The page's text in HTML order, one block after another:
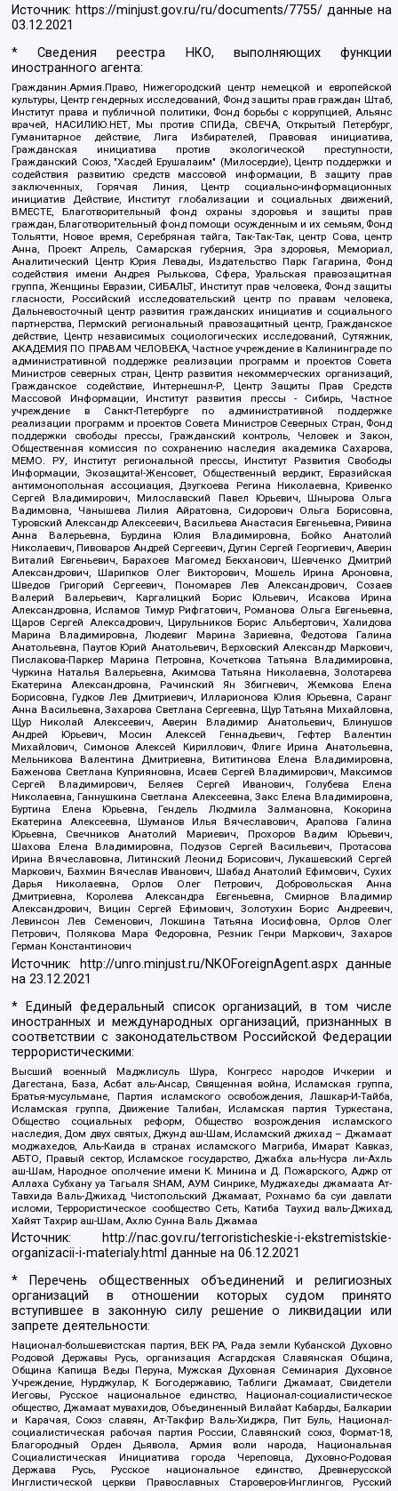
Источник: https://minjust.gov.ru/ru/documents/7755/ данные на
03.12.2021
* Сведения реестра НКО, выполняющих функции
иностранного агента:
Гражданин.Армия.Право, Нижегородский центр немецкой и европейской
культуры, Центр гендерных исследований, Фонд защиты прав граждан Штаб,
Институт права и публичной политики, Фонд борьбы с коррупцией, Альянс
врачей, НАСИЛИЮ.НЕТ, Мы против СПИДа, СВЕЧА, Открытый Петербург,
Гуманитарное действие, Лига Избирателей, Правовая инициатива,
Гражданская инициатива против экологической преступности,
Гражданский Союз, "Хасдей Ерушалаим" (Милосердие), Центр поддержки и
содействия развитию средств массовой информации, В защиту прав
заключенных, Горячая Линия, Центр социально-информационных
инициатив Действие, Институт глобализации и социальных движений,
ВМЕСТЕ, Благотворительный фонд охраны здоровья и защиты прав
граждан, Благотворительный фонд помощи осужденным и их семьям, Фонд
Тольятти, Новое время, Серебряная тайга, Так-Так-Так, центр Сова, центр
Анна, Проект Апрель, Самарская губерния, Эра здоровья, Мемориал,
Аналитический Центр Юрия Левады, Издательство Парк Гагарина, Фонд
содействия имени Андрея Рылькова, Сфера, Уральская правозащитная
группа, Женщины Евразии, СИБАЛЬТ, Институт прав человека, Фонд защиты
гласности, Российский исследовательский центр по правам человека,
Дальневосточный центр развития гражданских инициатив и социального
партнерства, Пермский региональный правозащитный центр, Гражданское
действие, Центр независимых социологических исследований, Сутяжник,
АКАДЕМИЯ ПО ПРАВАМ ЧЕЛОВЕКА, Частное учреждение в Калининграде по
административной поддержке реализации программ и проектов Совета
Министров северных стран, Центр развития некоммерческих организаций,
Гражданское содействие, Интернешнл-Р, Центр Защиты Прав Средств
Массовой Информации, Институт развития прессы - Сибирь, Частное
учреждение в Санкт-Петербурге по административной поддержке
реализации программ и проектов Совета Министров Северных Стран, Фонд
поддержки свободы прессы, Гражданский контроль, Человек и Закон,
Общественная комиссия по сохранению наследия академика Сахарова,
МЕМО. РУ, Институт региональной прессы, Институт Развития Свободы
Информации, Экозащита!-Женсовет, Общественный вердикт, Евразийская
антимонопольная ассоциация, Дзугкоева Регина Николаевна, Кривенко
Сергей Владимирович, Милославский Павел Юрьевич, Шнырова Ольга
Вадимовна, Чанышева Лилия Айратовна, Сидорович Ольга Борисовна,
Туровский Александр Алексеевич, Васильева Анастасия Евгеньевна, Ривина
Анна Валерьевна, Бурдина Юлия Владимировна, Бойко Анатолий
Николаевич, Пивоваров Андрей Сергеевич, Дугин Сергей Георгиевич, Аверин
Виталий Евгеньевич, Барахоев Магомед Бекханович, Шевченко Дмитрий
Александрович, Шарипков Олег Викторович, Мошель Ирина Ароновна,
Шведов Григорий Сергеевич, Пономарев Лев Александрович, Созаев
Валерий Валерьевич, Каргалицкий Борис Юльевич, Исакова Ирина
Александровна, Исламов Тимур Рифгатович, Романова Ольга Евгеньевна,
Щаров Сергей Алексадрович, Цирульников Борис Альбертович, Халидова
Марина Владимировна, Людевиг Марина Зариевна, Федотова Галина
Анатольевна, Паутов Юрий Анатольевич, Верховский Александр Маркович,
Пислакова-Паркер Марина Петровна, Кочеткова Татьяна Владимировна,
Чуркина Наталья Валерьевна, Акимова Татьяна Николаевна, Золотарева
Екатерина Александровна, Рачинский Ян Збигневич, Жемкова Елена
Борисовна, Гудков Лев Дмитриевич, Илларионова Юлия Юрьевна, Саранг
Анна Васильевна, Захарова Светлана Сергеевна, Щур Татьяна Михайловна,
Щур Николай Алексеевич, Аверин Владимир Анатольевич, Блинушов
Андрей Юрьевич, Мосин Алексей Геннадьевич, Гефтер Валентин
Михайлович, Симонов Алексей Кириллович, Флиге Ирина Анатольевна,
Мельникова Валентина Дмитриевна, Вититинова Елена Владимировна,
Баженова Светлана Куприяновна, Исаев Сергей Владимирович, Максимов
Сергей Владимирович, Беляев Сергей Иванович, Голубева Елена
Николаевна, Ганнушкина Светлана Алексеевна, Закс Елена Владимировна,
Буртина Елена Юрьевна, Гендель Людмила Залмановна, Кокорина
Екатерина Алексеевна, Шуманов Илья Вячеславович, Арапова Галина
Юрьевна, Свечников Анатолий Мариевич, Прохоров Вадим Юрьевич,
Шахова Елена Владимировна, Подузов Сергей Васильевич, Протасова
Ирина Вячеславовна, Литинский Леонид Борисович, Лукашевский Сергей
Маркович, Бахмин Вячеслав Иванович, Шабад Анатолий Ефимович, Сухих
Дарья Николаевна, Орлов Олег Петрович, Добровольская Анна
Дмитриевна, Королева Александра Евгеньевна, Смирнов Владимир
Александрович, Вицин Сергей Ефимович, Золотухин Борис Андреевич,
Левинсон Лев Семенович, Локшина Татьяна Иосифовна, Орлов Олег
Петрович, Полякова Мара Федоровна, Резник Генри Маркович, Захаров
Герман Константинович
Источник: http://unro.minjust.ru/NKOForeignAgent.aspxданные
на23.12.2021
* Единый федеральный список организаций, в том числе
иностранных и международных организаций, признанных в
соответствии с законодательством Российской Федерации
террористическими:
Высший военный Маджлисуль Шура, Конгресс народов Ичкерии и
Дагестана, База, Асбат аль-Ансар, Священная война, Исламская группа,
Братья-мусульмане, Партия исламского освобождения, Лашкар-И-Тайба,
Исламская группа, Движение Талибан, Исламская партия Туркестана,
Общество социальных реформ, Общество возрождения исламского
наследия, Дом двух святых, Джунд аш-Шам, Исламский джихад – Джамаат
моджахедов, Аль-Каида в странах исламского Магриба, Имарат Кавказ,
АБТО, Правый сектор, Исламское государство, Джабха аль-Нусра ли-Ахль
аш-Шам, Народное ополчение имени К. Минина и Д. Пожарского, Аджр от
Аллаха Субхану уа Тагьаля SHAM, АУМ Синрике, Муджахеды джамаата Ат-
Тавхида Валь-Джихад, Чистопольский Джамаат, Рохнамо ба суи давлати
исломи, Террористическое сообщество Сеть, Катиба Таухид валь-Джихад,
Хайят Тахрир аш-Шам, Ахлю Сунна Валь Джамаа
Источник:
http://nac.gov.ru/terroristicheskie-i-ekstremistskie-
organizacii-i-materialy.html данные на06.12.2021
* Перечень общественных объединений и религиозных
организаций в отношении которых судом принято
вступившее в законную силу решение о ликвидации или
запрете деятельности:
Национал-большевистская партия, ВЕК РА, Рада земли Кубанской Духовно
Родовой Державы Русь, организация Асгардская Славянская Община,
Община Капища Веды Перуна, Мужская Духовная Семинария Духовное
Учреждение, Нурджулар, К Богодержавию, Таблиги Джамаат, Свидетели
Иеговы, Русское национальное единство, Национал-социалистическое
общество, Джамаат мувахидов, Объединенный Вилайат Кабарды, Балкарии
и Карачая, Союз славян, Ат-Такфир Валь-Хиджра, Пит Буль, Национал-
социалистическая рабочая партия России, Славянский союз, Формат-18,
Благородный Орден Дьявола, Армия воли народа, Национальная
Социалистическая Инициатива города Череповца, Духовно-Родовая
Держава Русь, Русское национальное единство, Древнерусской
Инглистической церкви Православных Староверов-Инглингов, Русский